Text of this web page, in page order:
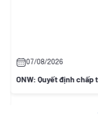
07/08/2026
ONW: Quyết định